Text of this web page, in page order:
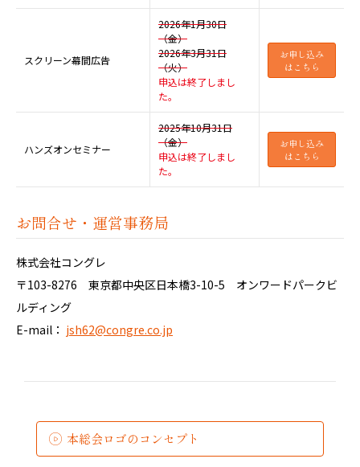
スクリーン幕間広告
2026年1月30日
（金）
2026年3月31日
（火）
申込は終了しまし
た。
お申し込み
はこちら
ハンズオンセミナー
2025年10月31日
（金）
申込は終了しまし
た。
お申し込み
はこちら
お問合せ・運営事務局
株式会社コングレ
〒103-8276 東京都中央区日本橋3-10-5 オンワードパークビ
ルディング
E-mail： jsh62@congre.co.jp
本総会ロゴのコンセプト